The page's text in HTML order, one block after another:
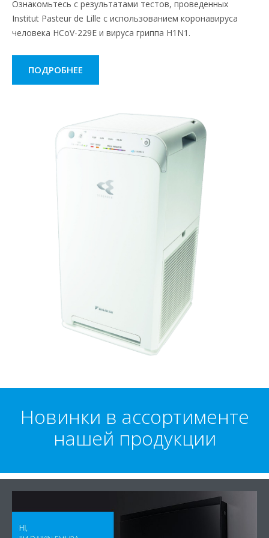
Ознакомьтесь с результатами тестов, проведенных
Institut Pasteur de Lille с использованием коронавируса
человека HCoV-229E и вируса гриппа H1N1.
ПОДРОБНЕЕ
Новинки в ассортименте
нашей продукции